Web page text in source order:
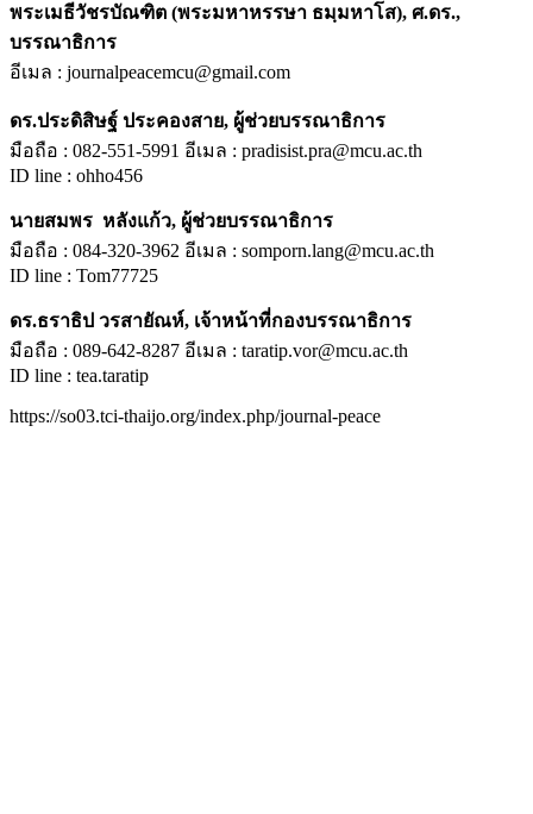
พระเมธีวัชรบัณฑิต (พระมหาหรรษา ธมฺมหาโส), ศ.ดร.,
บรรณาธิการ
อีเมล : journalpeacemcu@gmail.com
ดร.ประดิสิษฐ์ ประคองสาย, ผู้ช่วยบรรณาธิการ
มือถือ : 082-551-5991 อีเมล : pradisist.pra@mcu.ac.th
ID line : ohho456
นายสมพร หลังแก้ว, ผู้ช่วยบรรณาธิการ
มือถือ : 084-320-3962 อีเมล : somporn.lang@mcu.ac.th
ID line : Tom77725
ดร.ธราธิป วรสายัณห์, เจ้าหน้าที่กองบรรณาธิการ
มือถือ : 089-642-8287 อีเมล : taratip.vor@mcu.ac.th
ID line : tea.taratip
https://so03.tci-thaijo.org/index.php/journal-peace